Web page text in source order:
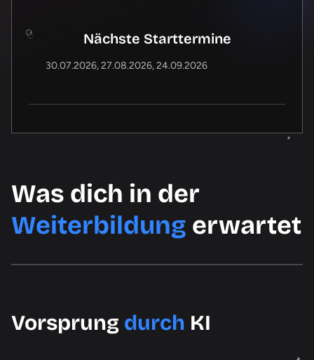
Nächste Starttermine
30.07.2026 27.08.2026 24.09.2026
Was dich in der
Weiterbildung erwartet
Vorsprung durch KI